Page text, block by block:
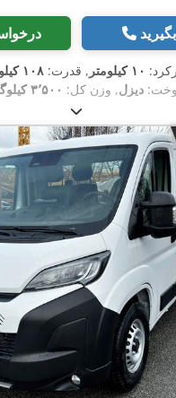
۱۰ کیلومتر , قدرت:
دیزل, وزن کل: ۳٬۵۰۰ کیلوگرم
, کلاس انتشار:
۵٬۱۰۰ میلی‌متر , عرض
میلی‌متر
مطبوع,,